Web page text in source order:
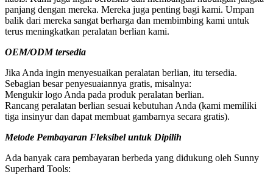
panjang dengan mereka. Mereka juga penting bagi kami. Umpan
balik dari mereka sangat berharga dan membimbing kami untuk
terus meningkatkan peralatan berlian kami.
OEM/ODM tersedia
Jika Anda ingin menyesuaikan peralatan berlian, itu tersedia.
Sebagian besar penyesuaiannya gratis, misalnya:
Mengukir logo Anda pada produk peralatan berlian.
Rancang peralatan berlian sesuai kebutuhan Anda (kami memiliki
tiga insinyur dan dapat membuat gambarnya secara gratis).
Metode Pembayaran Fleksibel untuk Dipilih
Ada banyak cara pembayaran berbeda yang didukung oleh Sunny
Superhard Tools: